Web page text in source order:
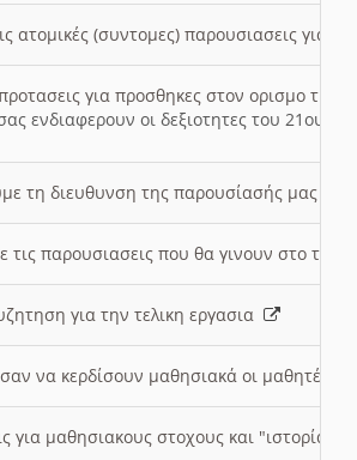
ατομικές (συντομες) παρουσιασεις για
για προσθηκες στον ορισμο
ενδιαφερουν οι δεξιοτητες του 21ου
τη διευθυνση της παρουσίασής μας
τις παρουσιασεις που θα γινουν στο
για την τελικη εργασια
να κερδίσουν μαθησιακά οι μαθητές/
για μαθησιακους στοχους και "ιστορία"